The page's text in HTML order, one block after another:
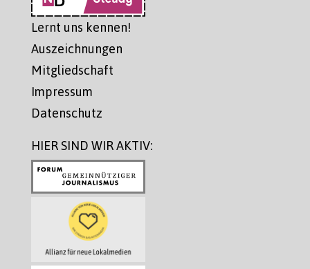
Lernt uns kennen!
Auszeichnungen
Mitgliedschaft
Impressum
Datenschutz
HIER SIND WIR AKTIV: